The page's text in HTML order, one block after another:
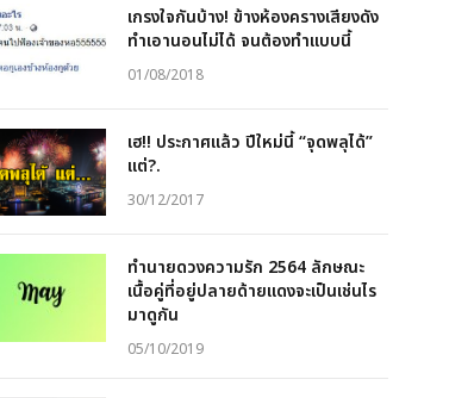
เกรงใจกันบ้าง! ข้างห้องครางเสียงดัง
ทำเอานอนไม่ได้ จนต้องทำแบบนี้
01/08/2018
เฮ!! ประกาศแล้ว ปีใหม่นี้ “จุดพลุได้”
แต่?.
30/12/2017
ทำนายดวงความรัก 2564 ลักษณะ
เนื้อคู่ที่อยู่ปลายด้ายแดงจะเป็นเช่นไร
มาดูกัน
05/10/2019